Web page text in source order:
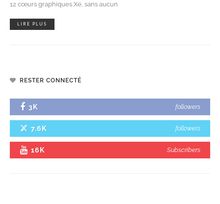
12 cœurs graphiques Xe, sans aucun
LIRE PLUS
RESTER CONNECTÉ
3K followers
7.6K followers
16K Subscribers